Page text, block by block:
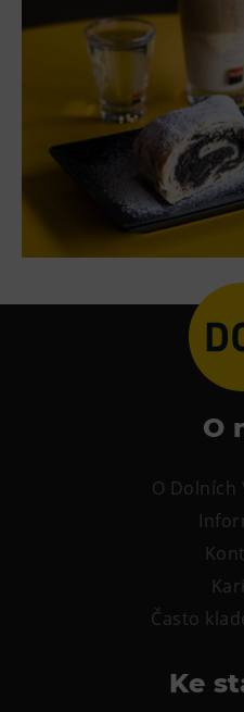
Heligonka
HopJump
Lezecká stěna
Národní zemědělské
Fajna Dilna
FUTUREUM
Prohlídky
Hornické muzeum
CØKAFE Dolní Vítkovice
O
O Dolních
Často
Ke